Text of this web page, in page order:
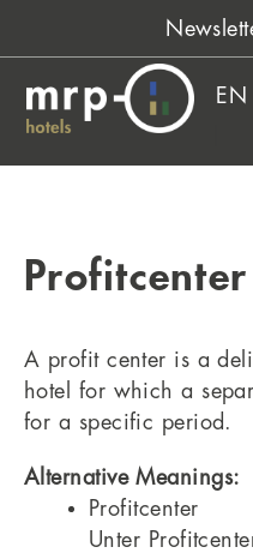
EN
Profitcenter
A profit center is a
hotel for which a
for a specific period.
Alternative Meanings:
Profitcenter
Unter